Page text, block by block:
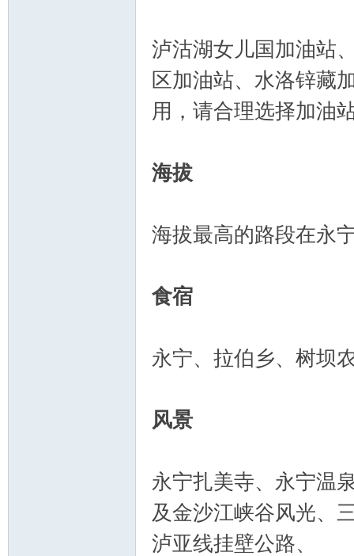
泸沽湖女儿国加油站
区加油站、水洛锌藏
用，请合理选择加油
海拔
海拔最高的路段在永
食宿
永宁、拉伯乡、树坝
风景
永宁扎美寺、永宁温
及金沙江峡谷风光、
泸亚线挂壁公路、